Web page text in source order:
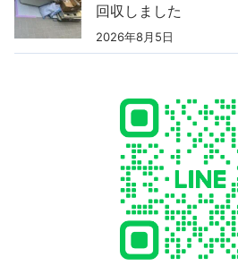
回収しました
2026年8月5日